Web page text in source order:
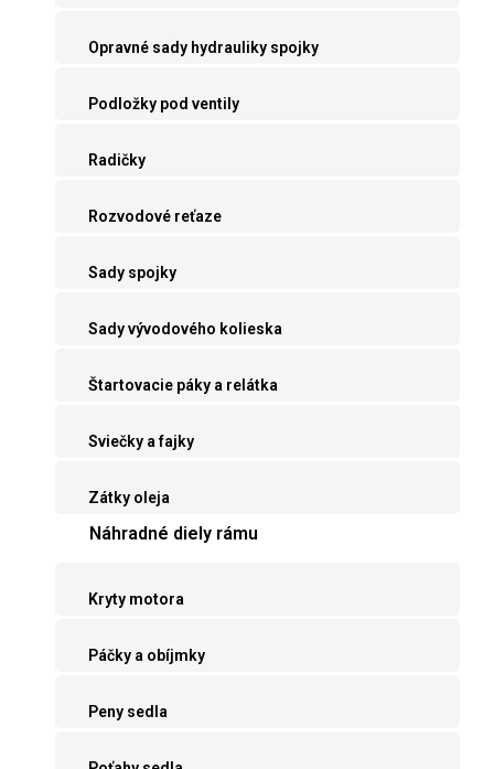
Opravné sady hydrauliky spojky
Podložky pod ventily
Radičky
Rozvodové reťaze
Sady spojky
Sady vývodového kolieska
Štartovacie páky a relátka
Sviečky a fajky
Zátky oleja
Náhradné diely rámu
Kryty motora
Páčky a obíjmky
Peny sedla